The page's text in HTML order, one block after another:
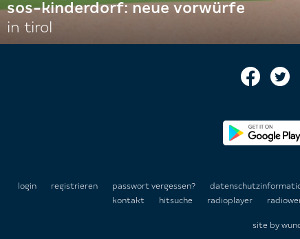
sos-kinderdorf: neue vorwürfe
in tirol
login registrieren passwort vergessen?
kontakt
hitsuche radioplayer
site by